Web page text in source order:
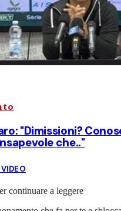
"Dimissioni?
che.."
continuare a leggere